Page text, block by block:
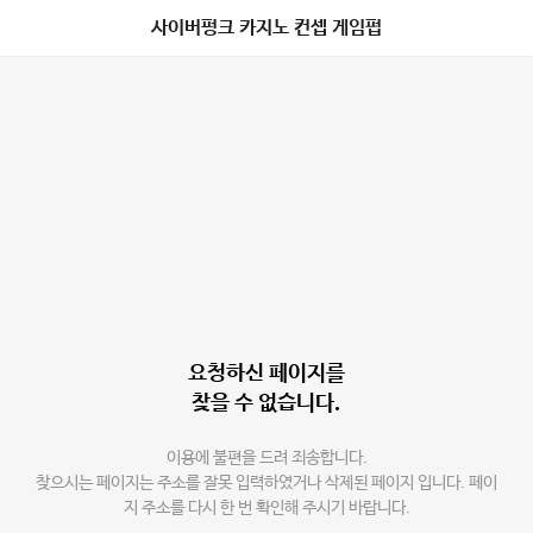
사이버펑크 카지노 컨셉 게임펍
요청하신 페이지를
찾을 수 없습니다.
이용에 불편을 드려 죄송합니다.
찾으시는 페이지는 주소를 잘못 입력하였거나 삭제된 페이지 입니다. 페이
지 주소를 다시 한 번 확인해 주시기 바랍니다.